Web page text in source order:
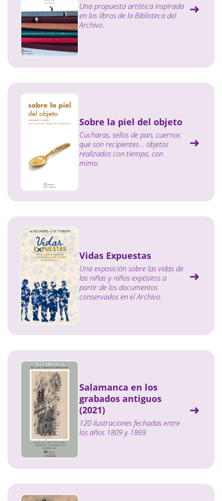
Una propuesta artística inspirada
en los libros de la Biblioteca del
Archivo.
Sobre la piel del objeto
Cucharas, sellos de pan, cuernos
que son recipientes… objetos
realizados con tiempo, con
mimo.
Vidas Expuestas
Una exposición sobre las vidas de
las niñas y niños expósitos a
partir de los documentos
conservados en el Archivo.
Salamanca en los
grabados antiguos
(2021)
120 ilustraciones fechadas entre
los años 1809 y 1869.